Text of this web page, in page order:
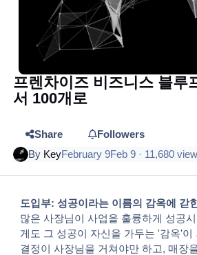
프렌차이즈 비즈니스 블루
서 100개로
Share
Followers
By KeyFebruary 9Feb 9· 11,680
도입부: 성공이라는 이름의 감옥에 갇
많은 사장님이 사업을 훌륭하게 성공
게도 그 성공이 자신을 가두는 '감옥'이
결정이 사장님을 거쳐야만 하고, 매장